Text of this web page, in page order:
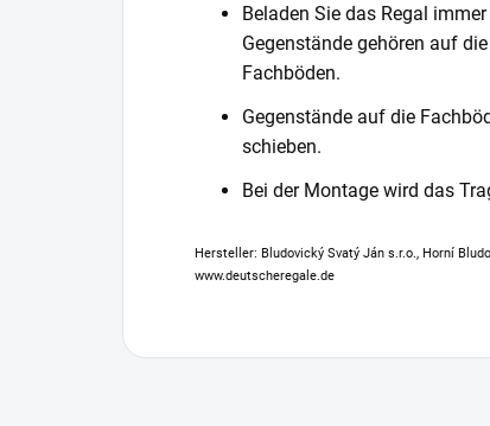
Beladen Sie das Regal
Gegenstände gehören auf
Fachböden.
Gegenstände auf die
schieben.
Bei der Montage wird das
Hersteller: Bludovický Svatý Ján s.r.o., Horní
www.deutscheregale.de